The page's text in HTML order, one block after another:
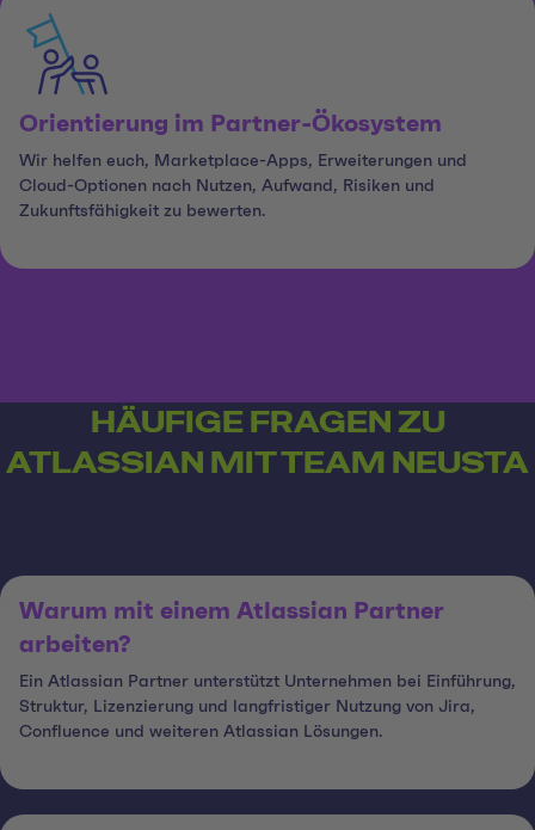
Orientierung im Partner-Ökosystem
Wir helfen euch, Marketplace-Apps, Erweiterungen und
Cloud-Optionen nach Nutzen, Aufwand, Risiken und
Zukunftsfähigkeit zu bewerten.
HÄUFIGE FRAGEN ZU
ATLASSIAN MIT TEAM NEUSTA
Warum mit einem Atlassian Partner
arbeiten?
Ein Atlassian Partner unterstützt Unternehmen bei Einführung,
Struktur, Lizenzierung und langfristiger Nutzung von Jira,
Confluence und weiteren Atlassian Lösungen.